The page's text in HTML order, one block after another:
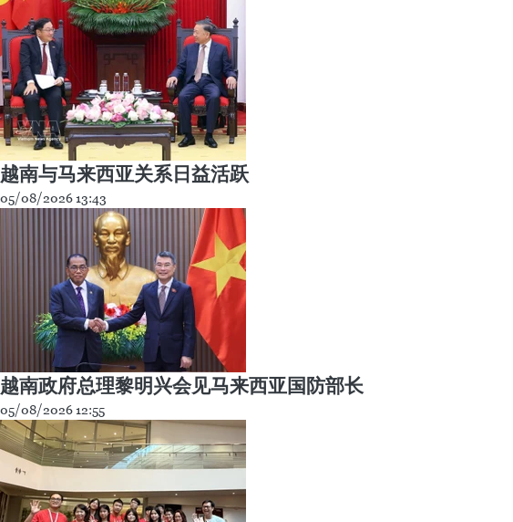
越南与马来西亚关系日益活跃
05/08/2026 13:43
越南政府总理黎明兴会见马来西亚国防部长
05/08/2026 12:55